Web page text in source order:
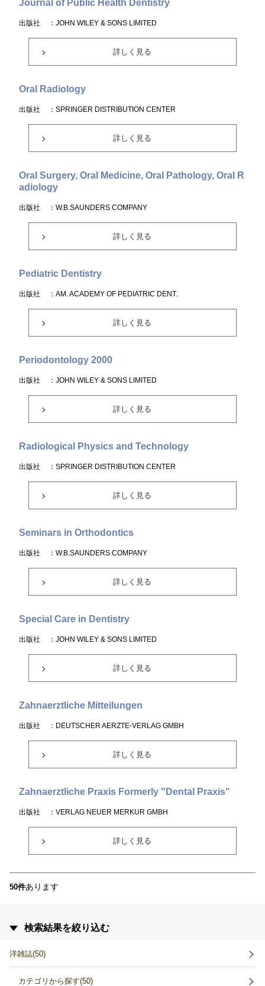
Journal of Public Health Dentistry
出版社 ：JOHN WILEY & SONS LIMITED
詳しく見る
Oral Radiology
出版社 ：SPRINGER DISTRIBUTION CENTER
詳しく見る
Oral Surgery, Oral Medicine, Oral Pathology, Oral R
adiology
出版社 ：W.B.SAUNDERS COMPANY
詳しく見る
Pediatric Dentistry
出版社 ：AM. ACADEMY OF PEDIATRIC DENT.
詳しく見る
Periodontology 2000
出版社 ：JOHN WILEY & SONS LIMITED
詳しく見る
Radiological Physics and Technology
出版社 ：SPRINGER DISTRIBUTION CENTER
詳しく見る
Seminars in Orthodontics
出版社 ：W.B.SAUNDERS COMPANY
詳しく見る
Special Care in Dentistry
出版社 ：JOHN WILEY & SONS LIMITED
詳しく見る
Zahnaerztliche Mitteilungen
出版社 ：DEUTSCHER AERZTE-VERLAG GMBH
詳しく見る
Zahnaerztliche Praxis Formerly "Dental Praxis"
出版社 ：VERLAG NEUER MERKUR GMBH
詳しく見る
50件あります
検索結果を絞り込む
洋雑誌(50)
カテゴリから探す(50)